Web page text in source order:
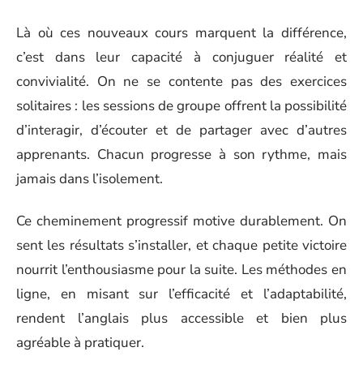
Là où ces nouveaux cours marquent la différence,
c’est dans leur capacité à conjuguer réalité et
convivialité. On ne se contente pas des exercices
solitaires : les sessions de groupe offrent la possibilité
d’interagir, d’écouter et de partager avec d’autres
apprenants. Chacun progresse à son rythme, mais
jamais dans l’isolement.
Ce cheminement progressif motive durablement. On
sent les résultats s’installer, et chaque petite victoire
nourrit l’enthousiasme pour la suite. Les méthodes en
ligne, en misant sur l’efficacité et l’adaptabilité,
rendent l’anglais plus accessible et bien plus
agréable à pratiquer.